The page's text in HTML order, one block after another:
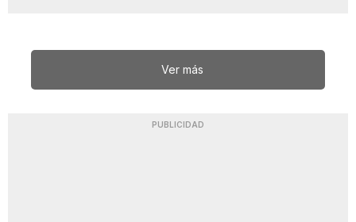
Ver más
PUBLICIDAD